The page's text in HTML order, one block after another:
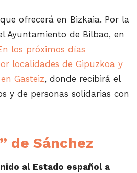
ofrecerá en Bizkaia. Por la
Ayuntamiento de Bilbao, en
los próximos días
localidades de Gipuzkoa y
Gasteiz, donde recibirá el
y de personas solidarias con
de Sánchez
al Estado español a